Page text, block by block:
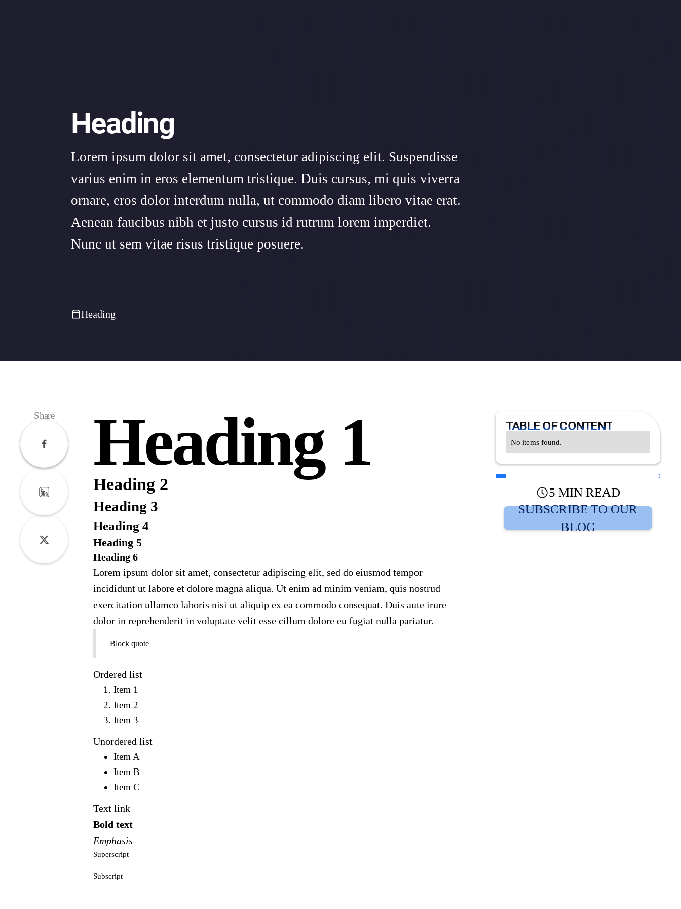
Heading
Lorem ipsum dolor sit amet, consectetur adipiscing elit. Suspendisse
varius enim in eros elementum tristique. Duis cursus, mi quis viverra
ornare, eros dolor interdum nulla, ut commodo diam libero vitae erat.
Aenean faucibus nibh et justo cursus id rutrum lorem imperdiet.
Nunc ut sem vitae risus tristique posuere.
Heading
Share Heading 1
Heading 2
Heading 3
Heading 4
Heading 5
Heading 6
Lorem ipsum dolor sit amet, consectetur adipiscing elit, sed do eiusmod tempor
incididunt ut labore et dolore magna aliqua. Ut enim ad minim veniam, quis nostrud
exercitation ullamco laboris nisi ut aliquip ex ea commodo consequat. Duis aute irure
dolor in reprehenderit in voluptate velit esse cillum dolore eu fugiat nulla pariatur.
Block quote
Ordered list
Item 1
Item 2
Item 3
Unordered list
Item A
Item B
Item C
Text link
Bold text
Emphasis
Superscript
Subscript
TABLE OF CONTENT
No items found.
5 MIN READ
SUBSCRIBE TO OUR
BLOG